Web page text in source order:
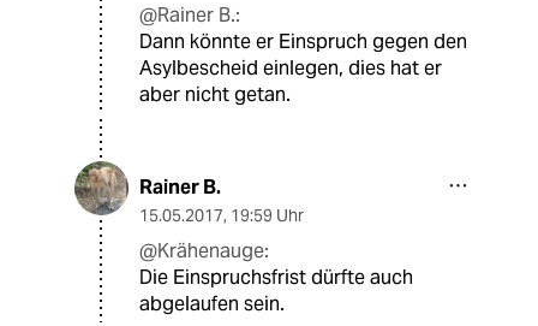
@Rainer B.:
Dann könnte er Einspruch gegen den
Asylbescheid einlegen, dies hat er
aber nicht getan.
Rainer B.
15.05.2017, 19:59 Uhr
@Krähenauge:
Die Einspruchsfrist dürfte auch
abgelaufen sein.